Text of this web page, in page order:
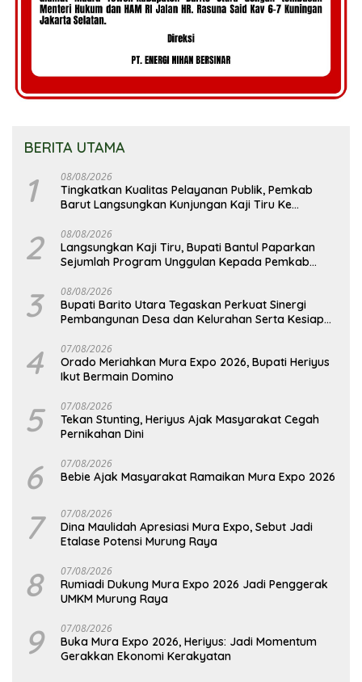
BERITA UTAMA
1 08/08/2026
Tingkatkan Kualitas Pelayanan Publik, Pemkab
Barut Langsungkan Kunjungan Kaji Tiru Ke
2 08/08/2026
Langsungkan Kaji Tiru, Bupati Bantul Paparkan
Sejumlah Program Unggulan Kepada Pemkab
3 08/08/2026
Bupati Barito Utara Tegaskan Perkuat Sinergi
Pembangunan Desa dan Kelurahan Serta Kesiapan
4 07/08/2026
Orado Meriahkan Mura Expo 2026, Bupati Heriyus
Ikut Bermain Domino
5 07/08/2026
Tekan Stunting, Heriyus Ajak Masyarakat Cegah
Pernikahan Dini
6 07/08/2026
Bebie Ajak Masyarakat Ramaikan Mura Expo 2026
7 07/08/2026
Dina Maulidah Apresiasi Mura Expo, Sebut Jadi
Etalase Potensi Murung Raya
8 07/08/2026
Rumiadi Dukung Mura Expo 2026 Jadi Penggerak
UMKM Murung Raya
9 07/08/2026
Buka Mura Expo 2026, Heriyus: Jadi Momentum
Gerakkan Ekonomi Kerakyatan